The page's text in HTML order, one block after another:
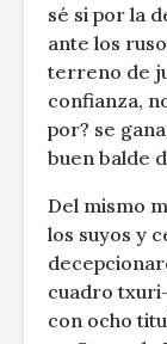
sé si por la
ante los
terreno de
confianza,
por? se
buen balde
Del mismo
los suyos y
cuadro
con ocho